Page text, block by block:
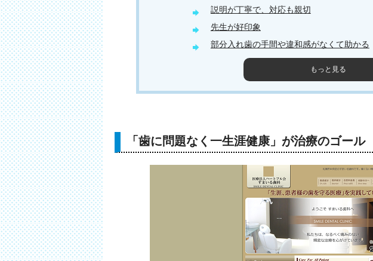
説明が丁寧で、対応も親切
先生が好印象
部分入れ歯の手間や違和感がなくて助かる
もっと見る
「歯に問題なく一生涯健康」が治療のゴール